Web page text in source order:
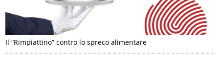
Il “Rimpiattino” contro lo spreco alimentare